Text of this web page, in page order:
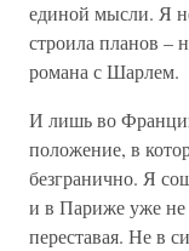
единой мысли. Я
строила планов –
романа с Шарлем.
И лишь во
положение, в
безгранично. Я
и в Париже уже не
переставая. Не в